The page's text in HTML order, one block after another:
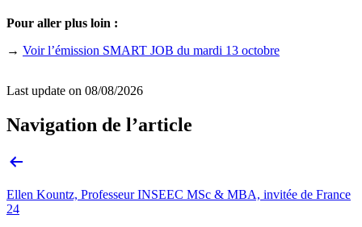
Pour aller plus loin :
→ Voir l’émission SMART JOB du mardi 13 octobre
Last update on 08/08/2026
Navigation de l’article
Ellen Kountz, Professeur INSEEC MSc & MBA, invitée de France
24